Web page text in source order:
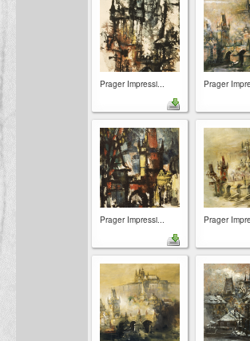
Prager Impressi... Prager
Prager Impressi... Prager